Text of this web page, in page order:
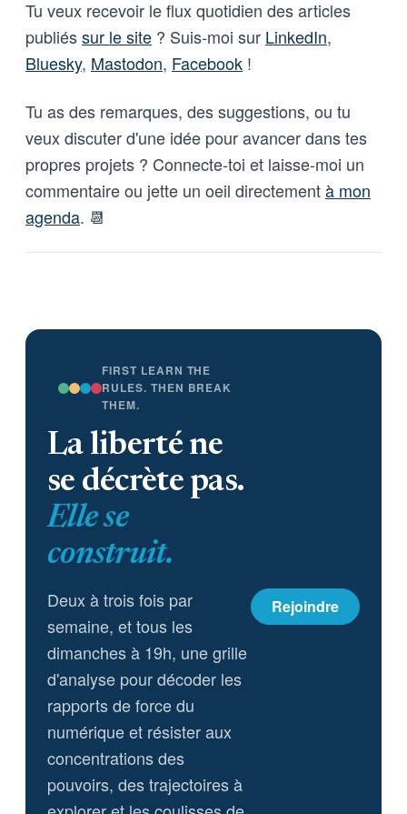
Tu veux recevoir le flux quotidien des articles
publiéssur le site ? Suis-moi sur LinkedIn,
Bluesky, Mastodon, Facebook !
Tu as des remarques, des suggestions, ou tu
veux discuter d'une idée pour avancer dans tes
propres projets ? Connecte-toi et laisse-moi un
commentaire ou jette un oeil directementà mon
agenda. 📆
FIRST LEARN THE
RULES. THEN BREAK
THEM.
La liberté ne
se décrète pas.
Elle se
construit.
Deux à trois fois par
semaine, et tous les
dimanches à 19h, une grille
d'analyse pour décoder les
rapports de force du
numérique et résister aux
concentrations des
pouvoirs, des trajectoires à
Rejoindre